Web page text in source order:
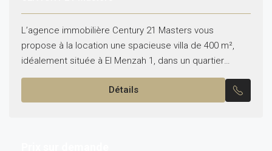
L’agence immobilière Century 21 Masters vous
propose à la location une spacieuse villa de 400 m²,
idéalement située à El Menzah 1, dans un quartier
facilement accessible et adapté à une activité...
Détails